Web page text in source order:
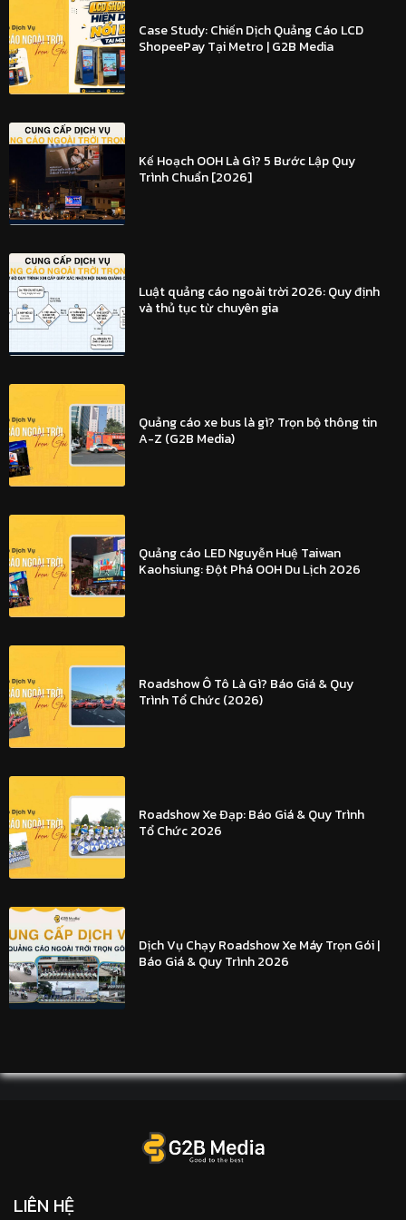
Case Study: Chiến Dịch Quảng Cáo LCD
ShopeePay Tại Metro | G2B Media
Kế Hoạch OOH Là Gì? 5 Bước Lập Quy
Trình Chuẩn [2026]
Luật quảng cáo ngoài trời 2026: Quy định
và thủ tục từ chuyên gia
Quảng cáo xe bus là gì? Trọn bộ thông tin
A-Z (G2B Media)
Quảng cáo LED Nguyễn Huệ Taiwan
Kaohsiung: Đột Phá OOH Du Lịch 2026
Roadshow Ô Tô Là Gì? Báo Giá & Quy
Trình Tổ Chức (2026)
Roadshow Xe Đạp: Báo Giá & Quy Trình
Tổ Chức 2026
Dịch Vụ Chạy Roadshow Xe Máy Trọn Gói |
Báo Giá & Quy Trình 2026
LIÊN HỆ